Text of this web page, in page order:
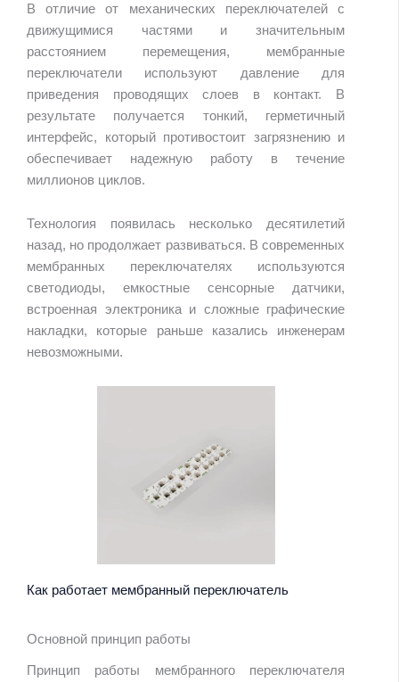
В отличие от механических переключателей с
движущимися частями и значительным
расстоянием перемещения, мембранные
переключатели используют давление для
приведения проводящих слоев в контакт. В
результате получается тонкий, герметичный
интерфейс, который противостоит загрязнению и
обеспечивает надежную работу в течение
миллионов циклов.
Технология появилась несколько десятилетий
назад, но продолжает развиваться. В современных
мембранных переключателях используются
светодиоды, емкостные сенсорные датчики,
встроенная электроника и сложные графические
накладки, которые раньше казались инженерам
невозможными.
Как работает мембранный переключатель
Основной принцип работы
Принцип работы мембранного переключателя